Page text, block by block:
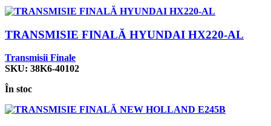
TRANSMISIE FINALĂ HYUNDAI HX220-AL
Transmisii Finale
SKU: 38K6-40102
În stoc